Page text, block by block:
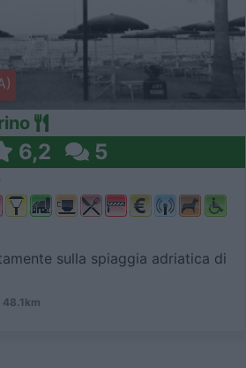
6,2 5
sulla spiaggia adriatica di